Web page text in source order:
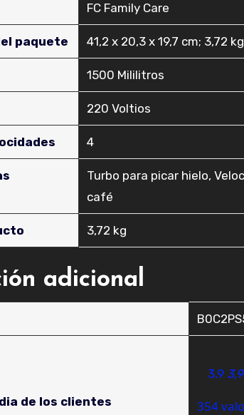
‎FC Family Care
paquete ‎41,2 x 20,3 x 19,7 cm; 3,72 kg
‎1500 Mililitros
‎220 Voltios
‎4
‎Turbo para picar hielo,
café
‎3,72 kg
adicional
de los clientes
3,9
354